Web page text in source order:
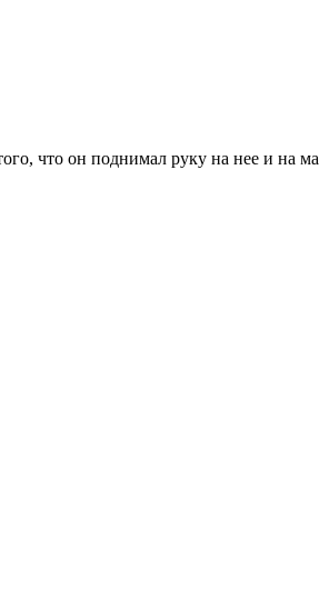
что он поднимал руку на нее и на